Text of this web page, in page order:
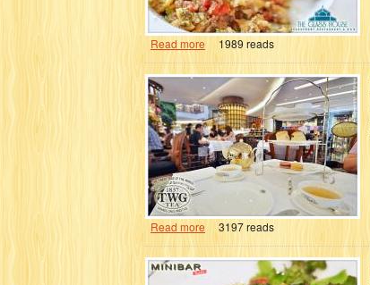
Read more 1989 reads
Read more 3197 reads